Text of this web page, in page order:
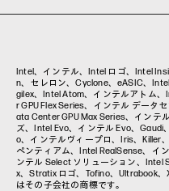
Intel、インテル、Intel ロゴ、Intel
n、セレロン、Cyclone、eASIC、
gilex、Intel Atom、インテルアトム
r GPU Flex Series、インテル データ
ata Center GPU Max Series、インテ
ズ、Intel Evo、インテル Evo、
o、インテルヴィープロ、Iris、Killer
ペンティアム、Intel RealSense、イ
ンテル Select ソリューション、Intel
x、Stratix ロゴ、Tofino、Ultrabook
はその子会社の商標です。